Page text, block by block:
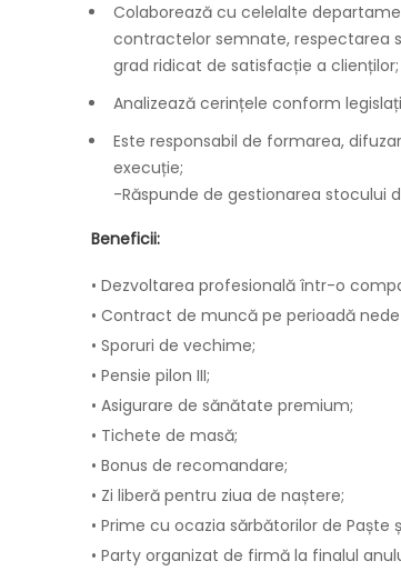
Colaborează cu celelalte
contractelor semnate, respectarea
grad ridicat de satisfacție a clienților;
Analizează cerințele conform
Este responsabil de formarea,
execuție;
-Răspunde de gestionarea stocului
Beneficii:
• Dezvoltarea profesională într-o
• Contract de muncă pe perioadă
• Sporuri de vechime;
• Pensie pilon III;
• Asigurare de sănătate premium;
• Tichete de masă;
• Bonus de recomandare;
• Zi liberă pentru ziua de naștere;
• Prime cu ocazia sărbătorilor de Paște
• Party organizat de firmă la finalul